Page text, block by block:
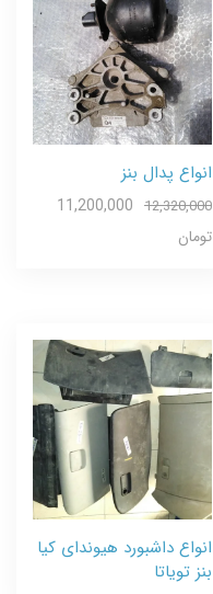
انواع پدال بنز
12,320,000
11,200,000
تومان
انواع داشبورد هیوندای کیا
بنز تویاتا